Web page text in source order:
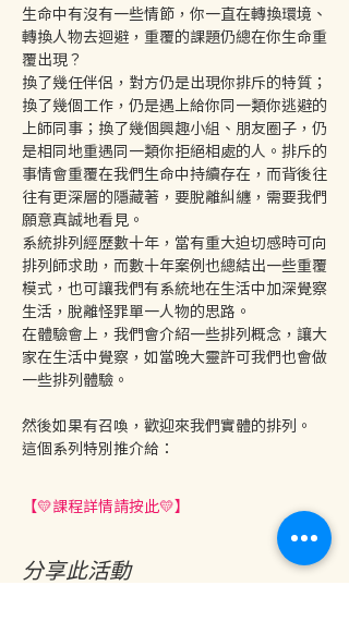
生命中有沒有一些情節，你一直在轉換環境、
轉換人物去迴避，重覆的課題仍總在你生命重
覆出現？
換了幾任伴侶，對方仍是出現你排斥的特質；
換了幾個工作，仍是遇上給你同一類你逃避的
上師同事；換了幾個興趣小組、朋友圈子，仍
是相同地重遇同一類你拒絕相處的人。排斥的
事情會重覆在我們生命中持續存在，而背後往
往有更深層的隱藏著，要脫離糾纏，需要我們
願意真誠地看見。
系統排列經歷數十年，當有重大迫切感時可向
排列師求助，而數十年案例也總結出一些重覆
模式，也可讓我們有系統地在生活中加深覺察
生活，脫離怪罪單一人物的思路。
在體驗會上，我們會介紹一些排列概念，讓大
家在生活中覺察，如當晚大靈許可我們也會做
一些排列體驗。
然後如果有召喚，歡迎來我們實體的排列。
這個系列特別推介給：
【💛課程詳情請按此💛】
分享此活動